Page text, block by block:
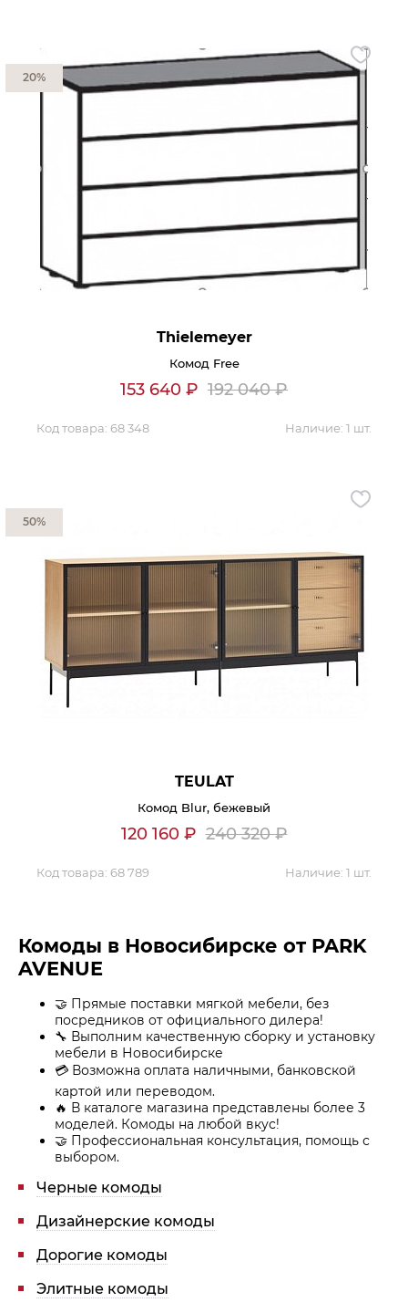
Обратная связь
Thielemeyer
Комод Free
153 640 ₽ 192 040₽
Код товара: 68 348 Наличие: 1 шт.
20%
TEULAT
Комод Blur, бежевый
120 160 ₽ 240 320₽
Код товара: 68 789 Наличие: 1 шт.
50%
Комоды в Новосибирске от PARK
AVENUE
🤝 Прямые поставки мягкой мебели, без
посредников от официального дилера!
🔧 Выполним качественную сборку и установку
мебели в Новосибирске
💳 Возможна оплата наличными, банковской
картой или переводом.
🔥 В каталоге магазина представлены более 3
моделей. Комоды на любой вкус!
🤝 Профессиональная консультация, помощь с
выбором.
Черные комоды
Дизайнерские комоды
Дорогие комоды
Элитные комоды